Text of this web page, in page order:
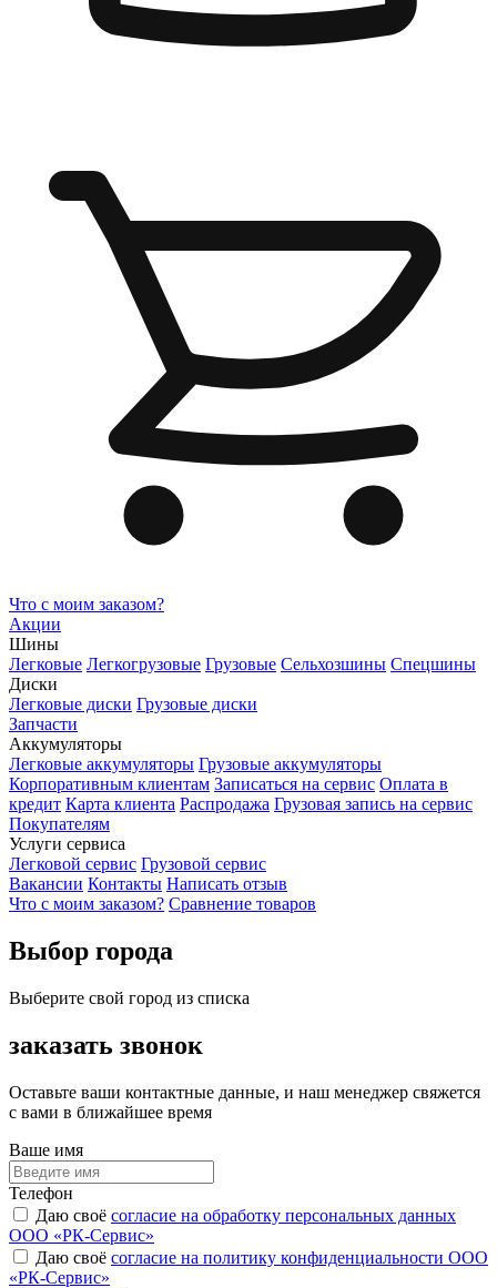
Что с моим заказом?
Акции
Шины
Легковые Легкогрузовые Грузовые Сельхозшины Спецшины
Диски
Легковые диски Грузовые диски
Запчасти
Аккумуляторы
Легковые аккумуляторы Грузовые аккумуляторы
Корпоративным клиентам Записаться на сервис Оплата в
кредит Карта клиента Распродажа Грузовая запись на сервис
Покупателям
Услуги сервиса
Легковой сервис Грузовой сервис
Вакансии Контакты Написать отзыв
Что с моим заказом? Сравнение товаров
Выбор города
Выберите свой город из списка
заказать звонок
Оставьте ваши контактные данные, и наш менеджер свяжется
с вами в ближайшее время
Ваше имя
Телефон
Даю своё согласие на обработку персональных данных
ООО «РК-Сервис»
Даю своё согласие на политику конфиденциальности ООО
«РК-Сервис»